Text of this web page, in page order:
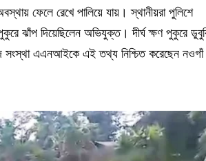
ফেলে রেখে পালিয়ে যায়। স্থানীয়রা পুলিশে
ঝাঁপ দিয়েছিলেন অভিযুক্ত। দীর্ঘ ক্ষণ পুকুরে
সংস্থা এএনআইকে এই তথ্য নিশ্চিত করেছেন নওগাঁ